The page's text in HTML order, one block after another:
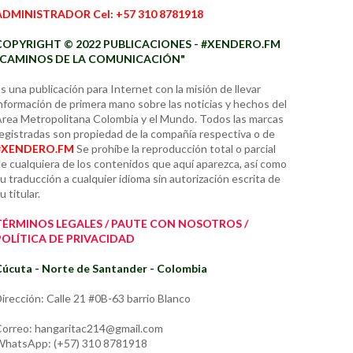
Cel: +57 310 8781918
© 2022 PUBLICACIONES - #XENDERO.FM
DE LA COMUNICACIÓN"
una publicación para Internet con la misión de llevar
de primera mano sobre las noticias y hechos del
Metropolitana Colombia y el Mundo. Todos las marcas
son propiedad de la compañía respectiva o de
Se prohíbe la reproducción total o parcial
cualquiera de los contenidos que aquí aparezca, así como
traducción a cualquier idioma sin autorización escrita de
titular.
LEGALES / PAUTE CON NOSOTROS /
DE PRIVACIDAD
- Norte de Santander - Colombia
Calle 21 #0B-63 barrio Blanco
hangaritac214@gmail.com
(+57) 310 8781918